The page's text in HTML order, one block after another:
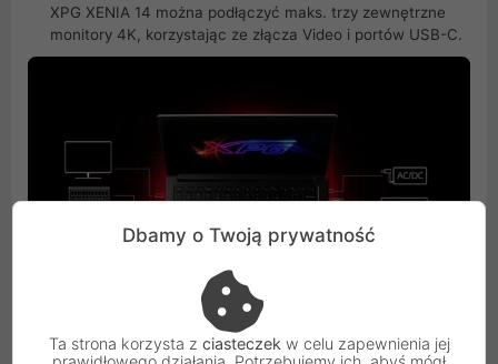
XPG XENIA 14 można podłączyć maks. trzy zewnętrzne
monitory 4K, korzystając ze złącza Video i portów USB-C.
Dbamy o Twoją prywatność
Ta strona korzysta z ciasteczek w celu zapewnienia jej